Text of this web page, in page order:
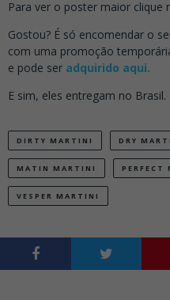
Para ver o poster maior clique
Gostou? É só encomendar o
com uma promoção
e pode ser adquirido aqui.
E sim, eles entregam no Brasil.
DIRTY MARTINI DRY
MATIN MARTINI PERFECT
VESPER MARTINI